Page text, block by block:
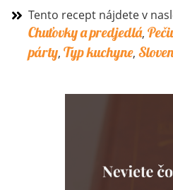
Tento recept nájdete v
Chuťovky a predjedlá,
párty, Typ kuchyne,